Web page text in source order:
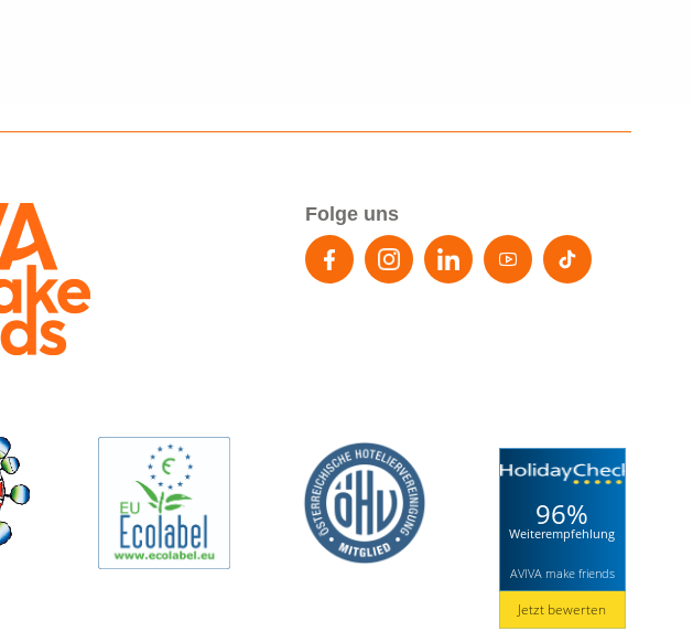
Folge uns
96%
Weiterempfehlung
AVIVA make friends
Jetzt bewerten